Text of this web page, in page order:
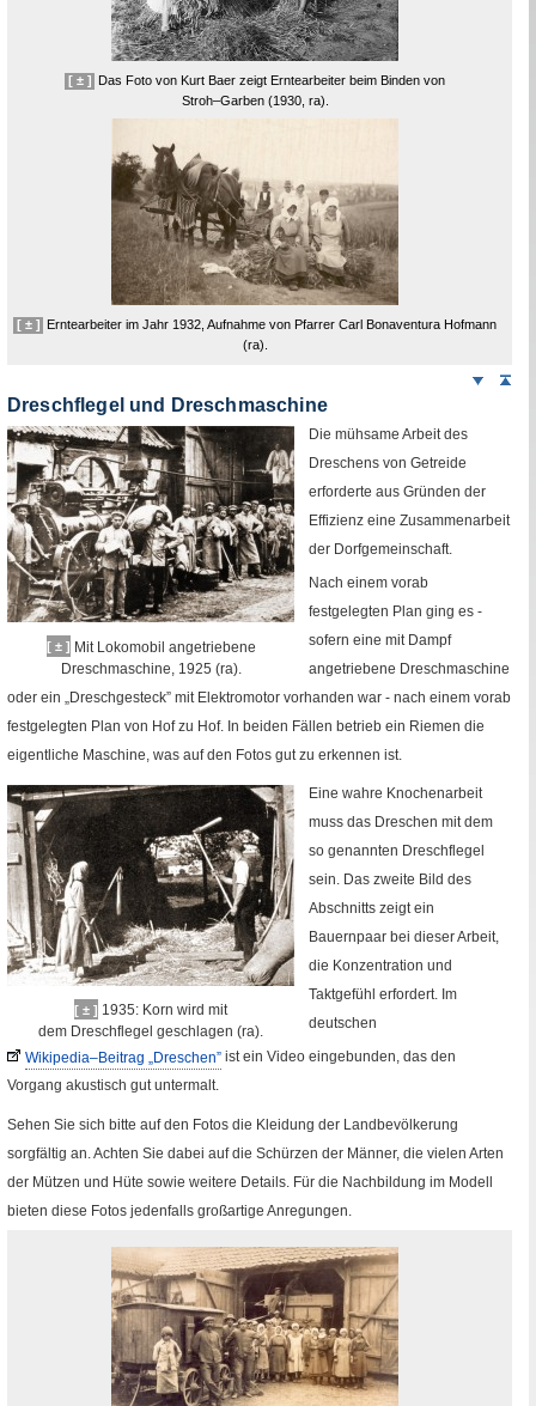
[ ± ]
Das Foto von Kurt Baer zeigt Erntearbeiter beim Binden von
Stroh–Garben (1930, ra)
[ ± ]
Erntearbeiter im Jahr 1932, Aufnahme von Pfarrer Carl Bonaventura Hofmann
(ra).
Weiter
Dreschflegel und Dreschmaschine
[ ± ] Mit Lokomobil angetriebene
Dreschmaschine, 1925 (ra).
Die mühsame Arbeit des
Dreschens von Getreide
erforderte aus Gründen der
Effizienz eine Zusammenarbeit
der Dorfgemeinschaft.
Nach einem vorab
festgelegten Plan ging es -
sofern eine mit Dampf
angetriebene Dreschmaschine
oder ein „Dreschgesteck” mit Elektromotor vorhanden war - nach einem vorab
festgelegten Plan von Hof zu Hof. In beiden Fällen betrieb ein Riemen die
eigentliche Maschine, was auf den Fotos gut zu erkennen ist.
[ ± ] 1935: Korn wird mit
dem Dreschflegel geschlagen (ra).
Eine wahre Knochenarbeit
muss das Dreschen mit dem
so genannten Dreschflegel
sein. Das zweite Bild des
Abschnitts zeigt ein
Bauernpaar bei dieser Arbeit,
die Konzentration und
Taktgefühl erfordert. Im
deutschen
Fremde Seite
Wikipedia–Beitrag „Dreschen” ist ein Video eingebunden, das den
Vorgang akustisch gut untermalt.
Sehen Sie sich bitte auf den Fotos die Kleidung der Landbevölkerung
sorgfältig an. Achten Sie dabei auf die Schürzen der Männer, die vielen Arten
der Mützen und Hüte sowie weitere Details. Für die Nachbildung im Modell
bieten diese Fotos jedenfalls großartige Anregungen.